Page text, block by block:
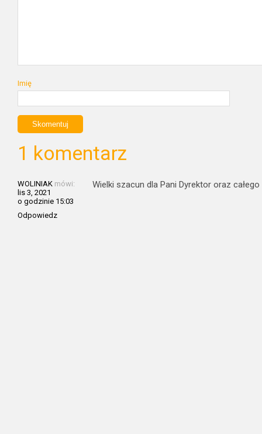
Imię
1 komentarz
WOLINIAK mówi:
lis 3, 2021
o godzinie 15:03
Odpowiedz
Wielki szacun dla Pani Dyrektor oraz